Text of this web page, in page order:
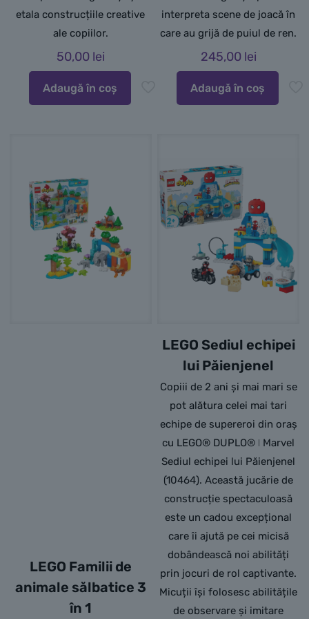
etala construcțiile creative
ale copiilor.
50,00 lei
Adaugă în coș
interpreta scene de joacă în
care au grijă de puiul de ren.
245,00 lei
Adaugă în coș
LEGO Familii de
animale sălbatice 3
în 1
LEGO Sediul echipei
lui Păienjenel
Copiii de 2 ani și mai mari se
pot alătura celei mai tari
echipe de supereroi din oraș
cu LEGO® DUPLO® ǀ Marvel
Sediul echipei lui Păienjenel
(10464). Această jucărie de
construcție spectaculoasă
este un cadou excepțional
care îi ajută pe cei micisă
dobândească noi abilități
prin jocuri de rol captivante.
Micuții își folosesc abilitățile
de observare și imitare